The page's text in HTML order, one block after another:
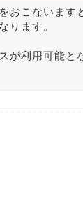
おこないます
ります。
が利用可能と